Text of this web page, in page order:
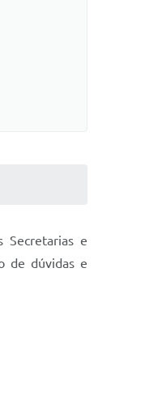
Secretarias e
de dúvidas e